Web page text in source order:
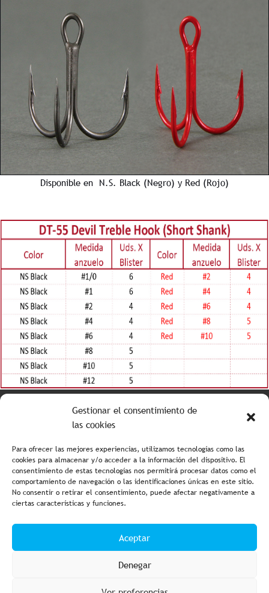
Gestionar el consentimiento de
las cookies
Para ofrecer las mejores experiencias, utilizamos tecnologías como las
cookies para almacenar y/o acceder a la información del dispositivo. El
consentimiento de estas tecnologías nos permitirá procesar datos como el
comportamiento de navegación o las identificaciones únicas en este sitio.
No consentir o retirar el consentimiento, puede afectar negativamente a
ciertas características y funciones.
Aceptar
Denegar
Disponible en N.S. Black (Negro) y Red (Rojo)
Aviso legal y política de privacidad Política de cookies
Condiciones de compra Accesibilidad